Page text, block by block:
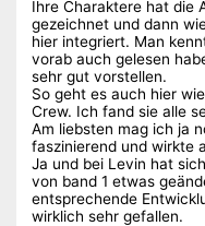
Ihre Charaktere hat die
gezeichnet und dann
hier integriert. Man
vorab auch gelesen
sehr gut vorstellen.
So geht es auch hier
Crew. Ich fand sie alle
Am liebsten mag ich ja
faszinierend und wirkte
Ja und bei Levin hat
von band 1 etwas
entsprechende
wirklich sehr gefallen.